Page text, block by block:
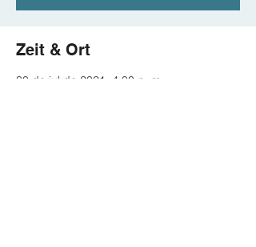
Zeit & Ort
30 de jul de 2021, 4:00 p. m.